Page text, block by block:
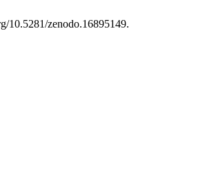
10.5281/zenodo.16895149.